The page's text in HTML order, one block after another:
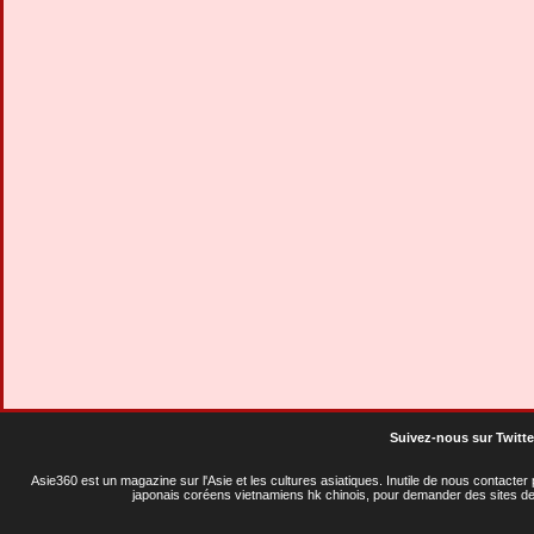
Suivez-nous sur
Asie360 est un magazine sur l'Asie et les cultures asiatiques . Inutile de nous
japonais coréens vietnamiens hk chinois, pour demander des sites